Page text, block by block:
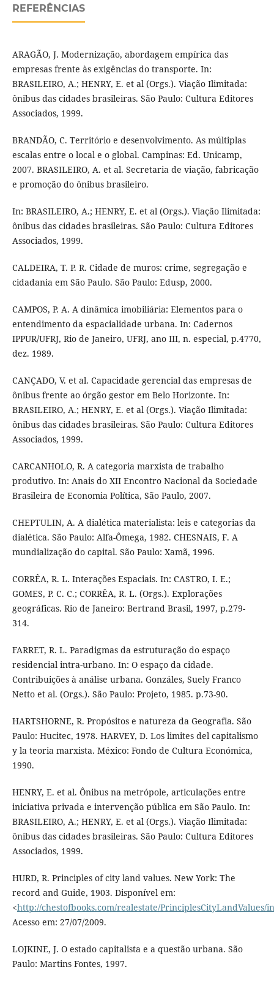
REFERÊNCIAS
ARAGÃO, J. Modernização, abordagem empírica das
empresas frente às exigências do transporte. In:
BRASILEIRO, A.; HENRY, E. et al (Orgs.). Viação Ilimitada:
ônibus das cidades brasileiras. São Paulo: Cultura Editores
Associados, 1999.
BRANDÃO, C. Território e desenvolvimento. As múltiplas
escalas entre o local e o global. Campinas: Ed. Unicamp,
2007. BRASILEIRO, A. et al. Secretaria de viação, fabricação
e promoção do ônibus brasileiro.
In: BRASILEIRO, A.; HENRY, E. et al (Orgs.). Viação Ilimitada:
ônibus das cidades brasileiras. São Paulo: Cultura Editores
Associados, 1999.
CALDEIRA, T. P. R. Cidade de muros: crime, segregação e
cidadania em São Paulo. São Paulo: Edusp, 2000.
CAMPOS, P. A. A dinâmica imobiliária: Elementos para o
entendimento da espacialidade urbana. In: Cadernos
IPPUR/UFRJ, Rio de Janeiro, UFRJ, ano III, n. especial, p.4770,
dez. 1989.
CANÇADO, V. et al. Capacidade gerencial das empresas de
ônibus frente ao órgão gestor em Belo Horizonte. In:
BRASILEIRO, A.; HENRY, E. et al (Orgs.). Viação Ilimitada:
ônibus das cidades brasileiras. São Paulo: Cultura Editores
Associados, 1999.
CARCANHOLO, R. A categoria marxista de trabalho
produtivo. In: Anais do XII Encontro Nacional da Sociedade
Brasileira de Economia Política, São Paulo, 2007.
CHEPTULIN, A. A dialética materialista: leis e categorias da
dialética. São Paulo: Alfa-Ômega, 1982. CHESNAIS, F. A
mundialização do capital. São Paulo: Xamã, 1996.
CORRÊA, R. L. Interações Espaciais. In: CASTRO, I. E.;
GOMES, P. C. C.; CORRÊA, R. L. (Orgs.). Explorações
geográficas. Rio de Janeiro: Bertrand Brasil, 1997, p.279-
314.
FARRET, R. L. Paradigmas da estruturação do espaço
residencial intra-urbano. In: O espaço da cidade.
Contribuições à análise urbana. Gonzáles, Suely Franco
Netto et al. (Orgs.). São Paulo: Projeto, 1985. p.73-90.
HARTSHORNE, R. Propósitos e natureza da Geografia. São
Paulo: Hucitec, 1978. HARVEY, D. Los limites del capitalismo
y la teoria marxista. México: Fondo de Cultura Económica,
1990.
HENRY, E. et al. Ônibus na metrópole, articulações entre
iniciativa privada e intervenção pública em São Paulo. In:
BRASILEIRO, A.; HENRY, E. et al (Orgs.). Viação Ilimitada:
ônibus das cidades brasileiras. São Paulo: Cultura Editores
Associados, 1999.
HURD, R. Principles of city land values. New York: The
record and Guide, 1903. Disponível em:
<http://chestofbooks.com/realestate/PrinciplesCityLandValues/
Acesso em: 27/07/2009.
LOJKINE, J. O estado capitalista e a questão urbana. São
Paulo: Martins Fontes, 1997.